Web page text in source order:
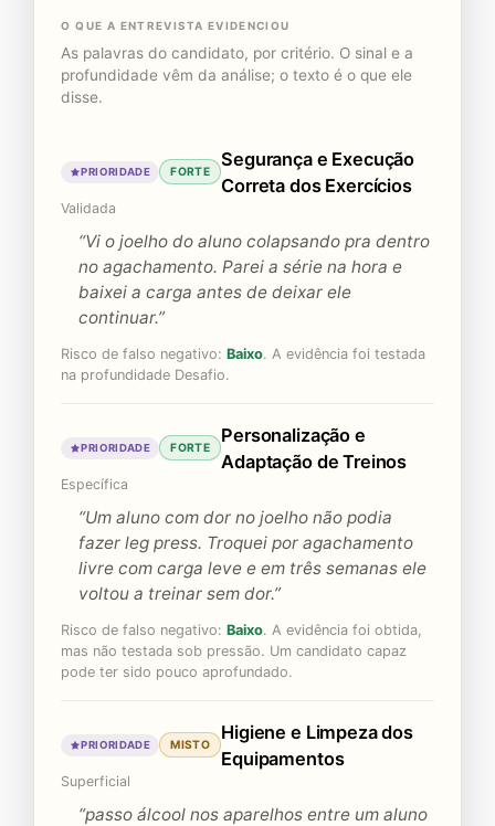
O QUE A ENTREVISTA EVIDENCIOU
As palavras do candidato, por critério. O sinal e a
profundidade vêm da análise; o texto é o que ele
disse.
PRIORIDADE FORTE
Segurança e Execução
Correta dos Exercícios
Validada
“Vi o joelho do aluno colapsando pra dentro
no agachamento. Parei a série na hora e
baixei a carga antes de deixar ele
continuar.”
Risco de falso negativo:Baixo. A evidência foi testada
na profundidade Desafio.
PRIORIDADE FORTE
Personalização e
Adaptação de Treinos
Específica
“Um aluno com dor no joelho não podia
fazer leg press. Troquei por agachamento
livre com carga leve e em três semanas ele
voltou a treinar sem dor.”
Risco de falso negativo:Baixo. A evidência foi obtida,
mas não testada sob pressão. Um candidato capaz
pode ter sido pouco aprofundado.
PRIORIDADE MISTO
Higiene e Limpeza dos
Equipamentos
Superficial
“passo álcool nos aparelhos entre um aluno